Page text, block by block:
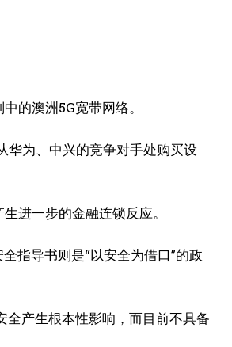
的澳洲5G宽带网络。
为、中兴的竞争对手处购买设
进一步的金融连锁反应。
指导书则是“以安全为借口”的政
产生根本性影响，而目前不具备